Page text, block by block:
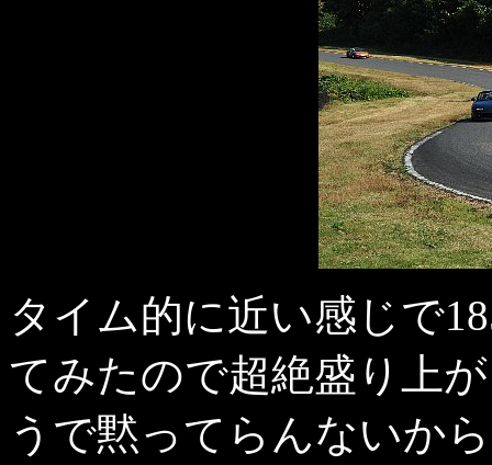
タイム的に近い感じで
てみたので超絶盛り上
うで黙ってらんないか